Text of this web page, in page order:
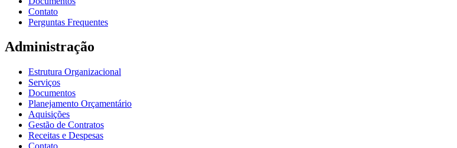
Contato
Perguntas Frequentes
Administração
Estrutura Organizacional
Serviços
Documentos
Planejamento Orçamentário
Aquisições
Gestão de Contratos
Receitas e Despesas